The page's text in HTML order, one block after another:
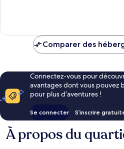
Comparer des
Connectez-vous pour
avantages dont vous pouvez
pour plus d’aventures !
Se connecter S’inscrire
À propos du